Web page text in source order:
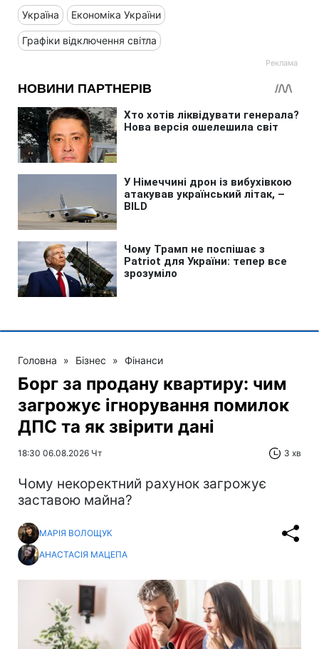
Україна Економіка України
Графіки відключення світла
Головна » Бізнес » Фінанси
Борг за продану квартиру: чим
загрожує ігнорування помилок
ДПС та як звірити дані
18:30 06.08.2026 Чт 3 хв
Чому некоректний рахунок загрожує
заставою майна?
МАРІЯ ВОЛОЩУК
АНАСТАСІЯ МАЦЕПА